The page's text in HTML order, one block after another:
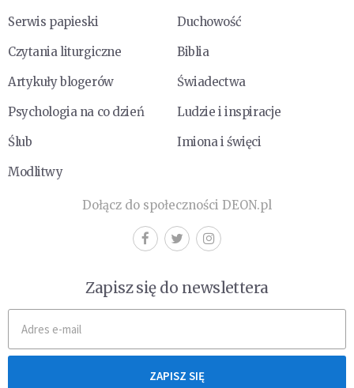
Serwis papieski
Duchowość
Czytania liturgiczne
Biblia
Artykuły blogerów
Świadectwa
Psychologia na co dzień
Ludzie i inspiracje
Ślub
Imiona i święci
Modlitwy
Dołącz do społeczności DEON.pl
Zapisz się do newslettera
ZAPISZ SIĘ